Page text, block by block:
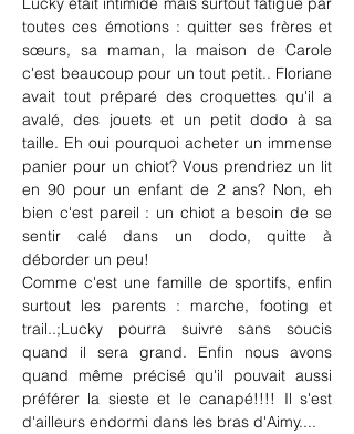
toutes ces émotions : quitter ses frères et
sœurs, sa maman, la maison de Carole
c'est beaucoup pour un tout petit.. Floriane
avait tout préparé des croquettes qu'il a
avalé, des jouets et un petit dodo à sa
taille. Eh oui pourquoi acheter un immense
panier pour un chiot? Vous prendriez un lit
en 90 pour un enfant de 2 ans? Non, eh
bien c'est pareil : un chiot a besoin de se
sentir calé dans un dodo, quitte à
déborder un peu!
Comme c'est une famille de sportifs, enfin
surtout les parents : marche, footing et
trail..;Lucky pourra suivre sans soucis
quand il sera grand. Enfin nous avons
quand même précisé qu'il pouvait aussi
préférer la sieste et le canapé!!!! Il s'est
d'ailleurs endormi dans les bras d'Aimy....